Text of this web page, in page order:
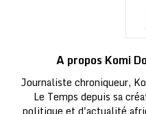
A propos Komi
Journaliste chroniqueur,
Le Temps depuis sa